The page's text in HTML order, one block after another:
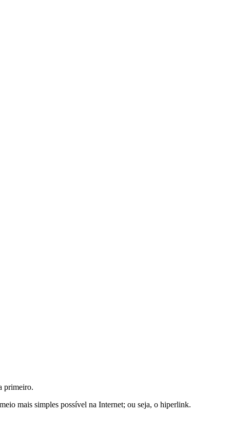
primeiro.
mais simples possível na Internet; ou seja, o hiperlink.